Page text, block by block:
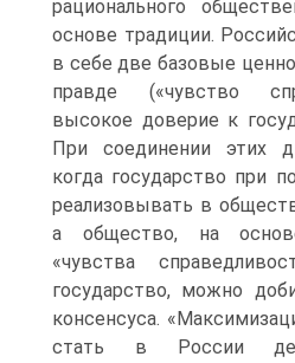
рационального
основе традиции.
в себе две базовые
правде («чувство
высокое доверие к
При соединении этих
когда государство при
реализовывать в
а общество, на
«чувства
государство, можно
консенсуса.
стать в России